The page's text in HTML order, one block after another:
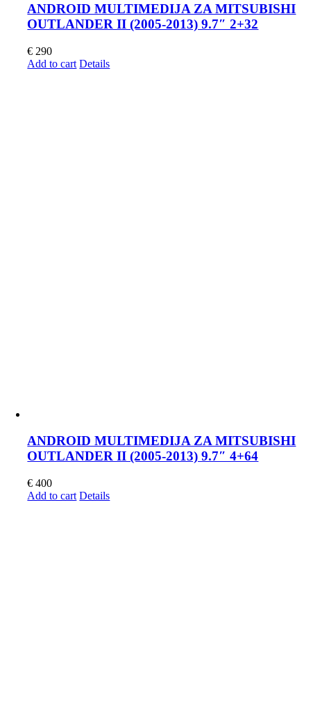
ANDROID MULTIMEDIJA ZA MITSUBISHI
OUTLANDER II (2005-2013) 9.7″ 2+32
€ 290
Add to cart Details
ANDROID MULTIMEDIJA ZA MITSUBISHI
OUTLANDER II (2005-2013) 9.7″ 4+64
€ 400
Add to cart Details